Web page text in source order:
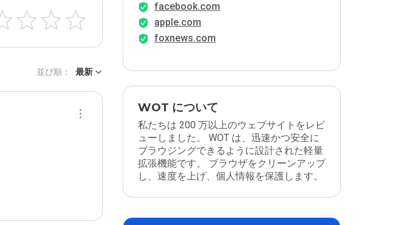
並び順： 最新
facebook.com
apple.com
foxnews.com
WOT について
私たちは 200 万以上のウェブサイトをレビ
ューしました。 WOT は、迅速かつ安全に
ブラウジングできるように設計された軽量
拡張機能です。 ブラウザをクリーンアップ
し、速度を上げ、個人情報を保護します。